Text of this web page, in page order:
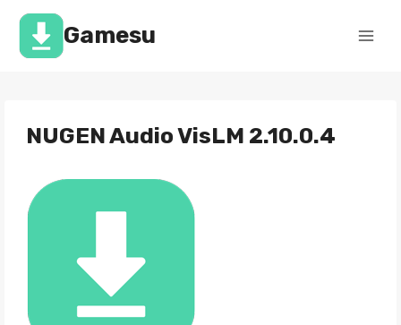
Перейти
содержимомуGamesu
NUGEN Audio VisLM 2.10.0.4